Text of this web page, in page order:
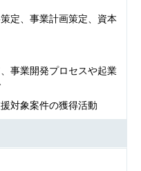
定、事業計画策定、資本
事業開発プロセスや起業
対象案件の獲得活動